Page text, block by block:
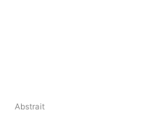
Abstrait